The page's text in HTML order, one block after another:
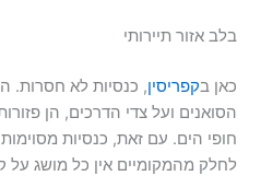
בלב אזור תיירותי
כאן בקפריסין, כנסיות לא חסרות.
הסואנים ועל צדי הדרכים, הן
חופי הים. עם זאת, כנסיות
לחלק מהמקומיים אין כל מושג על